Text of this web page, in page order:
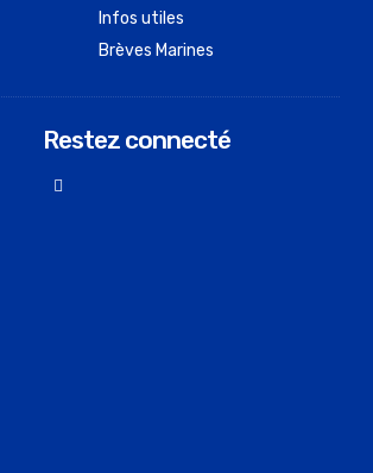
Infos utiles
Brèves Marines
Restez connecté